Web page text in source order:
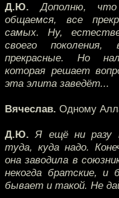
Д.Ю. Дополню,
общаемся, все
самых. Ну,
своего
прекрасные. Но
которая решает
эта элита заведёт...
Вячеслав. Одному
Д.Ю. Я ещё ни разу
туда, куда надо.
она заводила в
некогда братские, и
бывает и такой. Не